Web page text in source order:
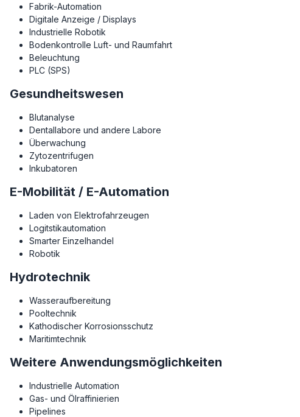
Fabrik-Automation
Digitale Anzeige / Displays
Industrielle Robotik
Bodenkontrolle Luft- und Raumfahrt
Beleuchtung
PLC (SPS)
Gesundheitswesen
Blutanalyse
Dentallabore und andere Labore
Überwachung
Zytozentrifugen
Inkubatoren
E-Mobilität / E-Automation
Laden von Elektrofahrzeugen
Logitstikautomation
Smarter Einzelhandel
Robotik
Hydrotechnik
Wasseraufbereitung
Pooltechnik
Kathodischer Korrosionsschutz
Maritimtechnik
Weitere Anwendungsmöglichkeiten
Industrielle Automation
Gas- und Ölraffinierien
Pipelines